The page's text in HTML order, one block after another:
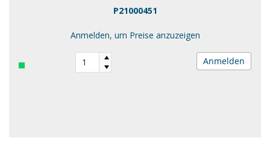
P21000451
Anmelden, um Preise anzuzeigen
Anmelden